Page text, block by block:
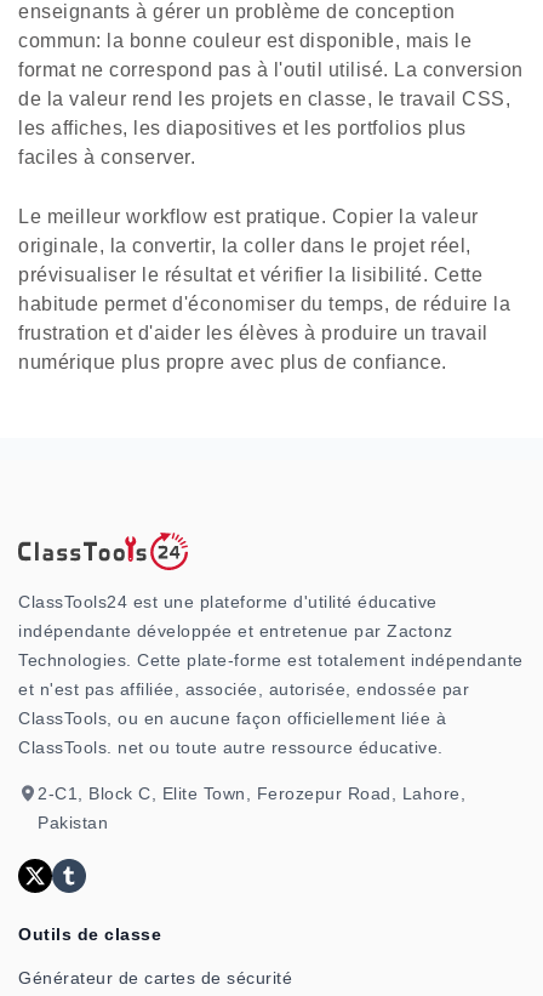
enseignants à gérer un problème de conception
commun: la bonne couleur est disponible, mais le
format ne correspond pas à l'outil utilisé. La conversion
de la valeur rend les projets en classe, le travail CSS,
les affiches, les diapositives et les portfolios plus
faciles à conserver.
Le meilleur workflow est pratique. Copier la valeur
originale, la convertir, la coller dans le projet réel,
prévisualiser le résultat et vérifier la lisibilité. Cette
habitude permet d'économiser du temps, de réduire la
frustration et d'aider les élèves à produire un travail
numérique plus propre avec plus de confiance.
ClassTools24 est une plateforme d'utilité éducative
indépendante développée et entretenue par Zactonz
Technologies. Cette plate-forme est totalement indépendante
et n'est pas affiliée, associée, autorisée, endossée par
ClassTools, ou en aucune façon officiellement liée à
ClassTools. net ou toute autre ressource éducative.
2-C1, Block C, Elite Town, Ferozepur Road, Lahore,
Pakistan
Outils de classe
Générateur de cartes de sécurité